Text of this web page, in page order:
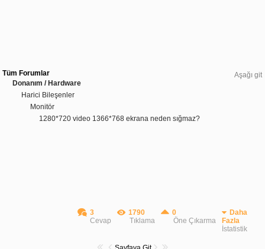
Aşağı git
Tüm Forumlar
Donanım / Hardware
Harici Bileşenler
Monitör
1280*720 video 1366*768 ekrana neden sığmaz?
3
Cevap
1790
Tıklama
0
Öne Çıkarma
Daha
Fazla
İstatistik